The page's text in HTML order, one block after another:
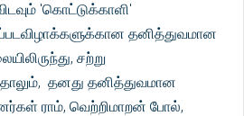
'கொட்டுக்காளி'
தனித்துவமான
சற்று
தனது தனித்துவமான
ராம், வெற்றிமாறன் போல்,